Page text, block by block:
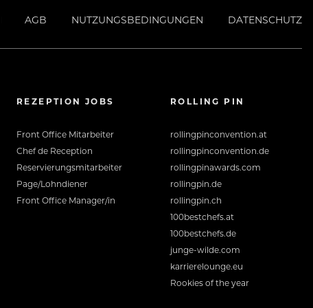
AGB NUTZUNGSBEDINGUNGEN DATENSCHUTZ
REZEPTION JOBS
Front Office Mitarbeiter
Chef de Reception
Reservierungsmitarbeiter
Page/Lohndiener
Front Office Manager/in
ROLLING PIN
rollingpinconvention.at
rollingpinconvention.de
rollingpinawards.com
rollingpin.de
rollingpin.ch
100bestchefs.at
100bestchefs.de
junge-wilde.com
karrierelounge.eu
Rookies of the year